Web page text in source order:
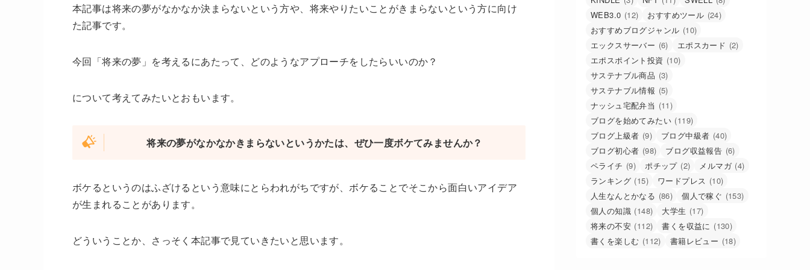
本記事は将来の夢がなかなか決まらないという方や、将来やりたいことがきまらないという方に向け
た記事です。
今回「将来の夢」を考えるにあたって、どのようなアプローチをしたらいいのか？
について考えてみたいとおもいます。
将来の夢がなかなかきまらないというかたは、ぜひ一度ボケてみませんか？
ボケるというのはふざけるという意味にとらわれがちですが、ボケることでそこから面白いアイデア
が生まれることがあります。
どういうことか、さっそく本記事で見ていきたいと思います。
WEB3.0 (12) おすすめツール (24)
おすすめブログジャンル (10)
エックスサーバー (6) エポスカード (2)
エポスポイント投資 (10)
サステナブル商品 (3)
サステナブル情報 (5)
ナッシュ宅配弁当 (11)
ブログを始めてみたい (119)
ブログ上級者 (9) ブログ中級者 (40)
ブログ初心者 (98) ブログ収益報告 (6)
ペライチ (9) ポチップ (2) メルマガ (4)
ランキング (15) ワードプレス (10)
人生なんとかなる (86) 個人で稼ぐ (153)
個人の知識 (148) 大学生 (17)
将来の不安 (112) 書くを収益に (130)
書くを楽しむ (112) 書籍レビュー (18)